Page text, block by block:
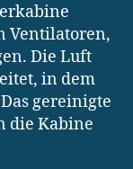
Ventilatoren,
Die Luft
in dem
gereinigte
die Kabine